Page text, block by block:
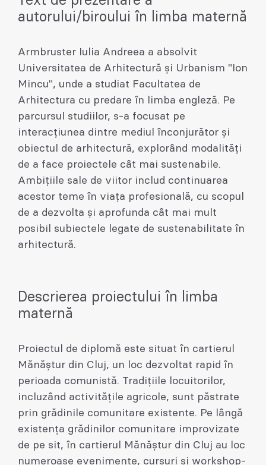
autorului/biroului în limba maternă
Armbruster Iulia Andreea a absolvit
Universitatea de Arhitectură și Urbanism "Ion
Mincu", unde a studiat Facultatea de
Arhitectura cu predare în limba engleză. Pe
parcursul studiilor, s-a focusat pe
interacțiunea dintre mediul înconjurător și
obiectul de arhitectură, explorând modalități
de a face proiectele cât mai sustenabile.
Ambițiile sale de viitor includ continuarea
acestor teme în viața profesională, cu scopul
de a dezvolta și aprofunda cât mai mult
posibil subiectele legate de sustenabilitate în
arhitectură.
Descrierea proiectului în limba
maternă
Proiectul de diplomă este situat în cartierul
Mănăștur din Cluj, un loc dezvoltat rapid în
perioada comunistă. Tradițiile locuitorilor,
incluzând activitățile agricole, sunt păstrate
prin grădinile comunitare existente. Pe lângă
existența grădinilor comunitare improvizate
de pe sit, în cartierul Mănăștur din Cluj au loc
numeroase evenimente, cursuri și workshop-